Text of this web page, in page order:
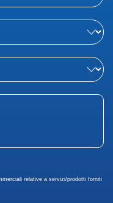
relative a servizi/prodotti forniti